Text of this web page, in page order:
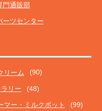
門通販部
ーツセンター
リーム (90)
リー (48)
マー・ミルクポット (99)